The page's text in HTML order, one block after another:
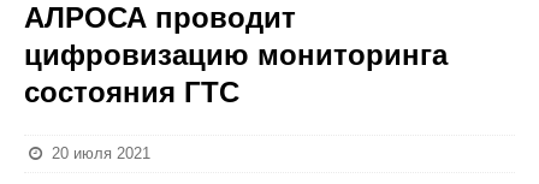
АЛРОСА проводит
цифровизацию мониторинга
состояния ГТС
20 июля 2021